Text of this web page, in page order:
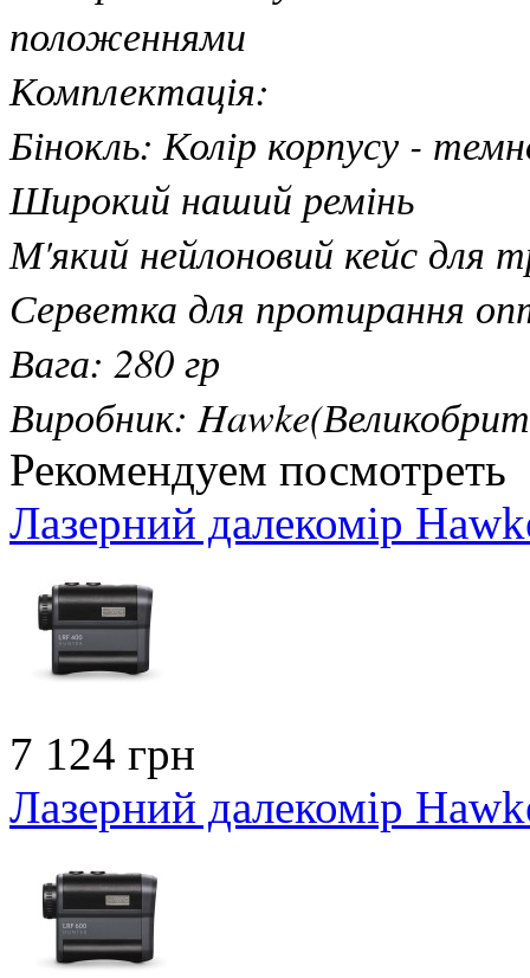
положеннями
Комплектація:
Бінокль: Колір корпусу -
Широкий наший ремінь
М'який нейлоновий кейс для
Серветка для протирання
Вага: 280 гр
Виробник:
Рекомендуем посмотреть
Лазерний далекомір
7 124 грн
Лазерний далекомір